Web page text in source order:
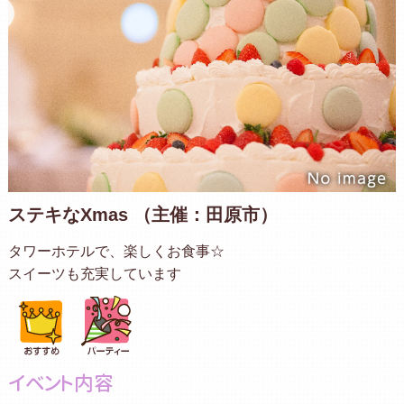
ステキなXmas （主催：田原市）
タワーホテルで、楽しくお食事☆
スイーツも充実しています
イベント内容